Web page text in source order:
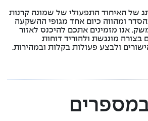
של האיחוד התפעולי של שמונה קרנות
ומהווה כיום אחד מגופי ההשקעה
אנו מזמינים אתכם להיכנס לאזור
בצורה מונגשת ולהוריד דוחות
ולבצע פעולות בקלות ובמהירות.